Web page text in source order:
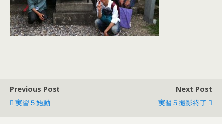
Previous Post
実習５始動
Next Post
実習５撮影終了